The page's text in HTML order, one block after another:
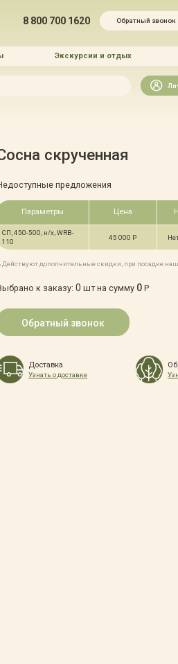
8 800 700 1620 Обратный звонок
Экскурсии и отдых
Искать
скрученная
предложения
Параметры Цена
СП, 450-500, н/х, WRB-
110
45 000 Р
Действуют дополнительные скидки, при посадке
к заказу: 0 шт на сумму 0Р
Обратный звонок
Доставка
Узнать о доставке